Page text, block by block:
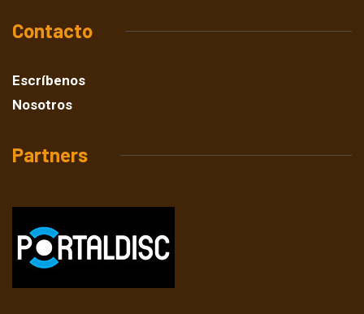
Contacto
Escríbenos
Nosotros
Partners